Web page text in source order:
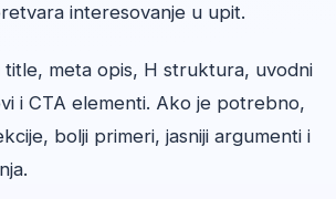
interesovanje u upit.
title, meta opis, H struktura, uvodni
i CTA elementi. Ako je potrebno,
bolji primeri, jasniji argumenti i